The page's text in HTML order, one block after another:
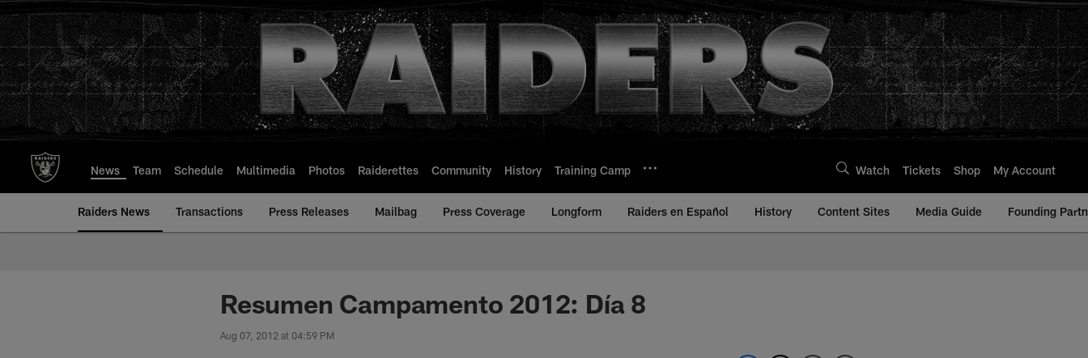
to
main
content
News Team Schedule Multimedia Photos Raiderettes Community History Training Camp Watch Tickets Shop My Account
Raiders News Transactions Press Releases Mailbag Press Coverage Longform Raiders en Español History Content Sites Media Guide Founding
Resumen Campamento 2012: Día 8
Aug 07, 2012 at 04:59 PM